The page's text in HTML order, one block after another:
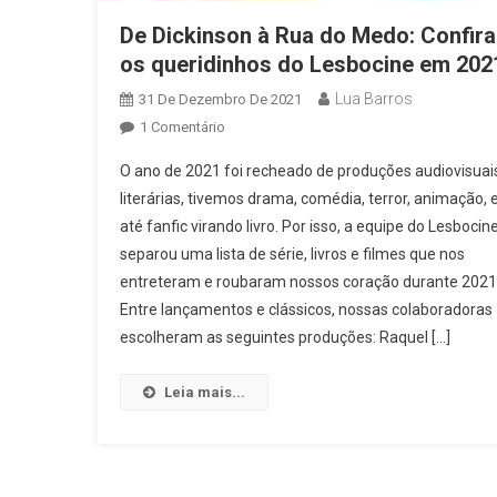
De Dickinson à Rua do Medo: Confira
os queridinhos do Lesbocine em
31 De Dezembro De 2021 Lua Barros
1 ComentárioEm
Dickinson
À
Rua
Do
Medo:
Confira
O ano de 2021 foi recheado de produções
literárias, tivemos drama, comédia, terror, animação, e
até fanfic virando livro. Por isso, a equipe do Lesbocine
separou uma lista de série, livros e filmes que nos
entreteram e roubaram nossos coração durante 2021.
Entre lançamentos e clássicos, nossas colaboradoras
escolheram as seguintes produções: Raquel […]
Leia mais...